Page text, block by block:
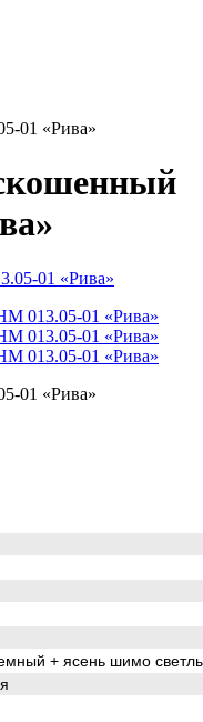
01 «Рива»
01 «Рива»
+ ясень шимо